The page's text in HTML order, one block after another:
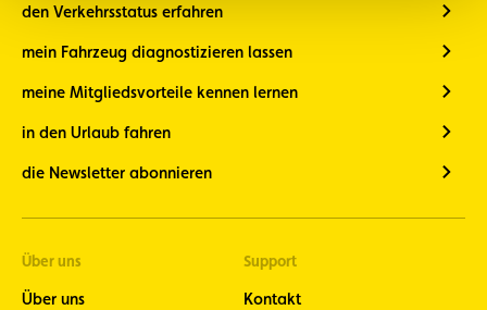
den Verkehrsstatus erfahren
mein Fahrzeug diagnostizieren lassen
meine Mitgliedsvorteile kennen lernen
in den Urlaub fahren
die Newsletter abonnieren
Über uns
Über uns
Support
Kontakt